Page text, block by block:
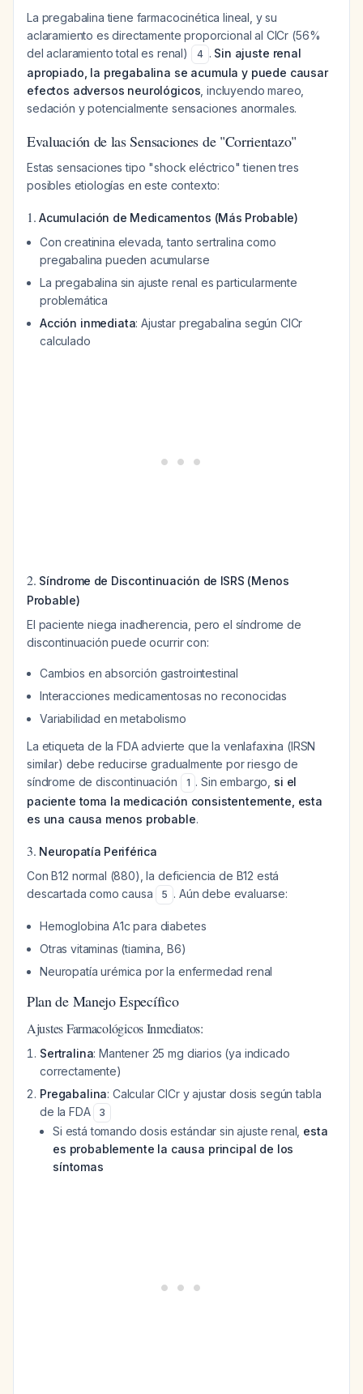
La pregabalina tiene farmacocinética lineal, y su
aclaramiento es directamente proporcional al ClCr (56%
del aclaramiento total es renal)
4 . Sin ajuste renal
apropiado, la pregabalina se acumula y puede causar
efectos adversos neurológicos , incluyendo mareo,
sedación y potencialmente sensaciones anormales.
Evaluación de las Sensaciones de "Corrientazo"
Estas sensaciones tipo "shock eléctrico" tienen tres
posibles etiologías en este contexto:
1.Acumulación de Medicamentos (Más Probable)
Con creatinina elevada, tanto sertralina como
pregabalina pueden acumularse
La pregabalina sin ajuste renal es particularmente
problemática
Acción inmediata: Ajustar pregabalina según ClCr
calculado
2. Síndrome de Discontinuación de ISRS (Menos
Probable)
El paciente niega inadherencia, pero el síndrome de
discontinuación puede ocurrir con:
Cambios en absorción gastrointestinal
Interacciones medicamentosas no reconocidas
Variabilidad en metabolismo
La etiqueta de la FDA advierte que la venlafaxina (IRSN
similar) debe reducirse gradualmente por riesgo de
síndrome de discontinuación
1 . Sin embargo, si el
paciente toma la medicación consistentemente, esta
es una causa menos probable.
3. Neuropatía Periférica
Con B12 normal (880), la deficiencia de B12 está
descartada como causa
5 . Aún debe evaluarse:
Hemoglobina A1c para diabetes
Otras vitaminas (tiamina, B6)
Neuropatía urémica por la enfermedad renal
Plan de Manejo Específico
Ajustes Farmacológicos Inmediatos:
Sertralina: Mantener 25 mg diarios (ya indicado
correctamente)
Pregabalina: Calcular ClCr y ajustar dosis según tabla
de la FDA
3
Si está tomando dosis estándar sin ajuste renal, esta
es probablemente la causa principal de los
síntomas